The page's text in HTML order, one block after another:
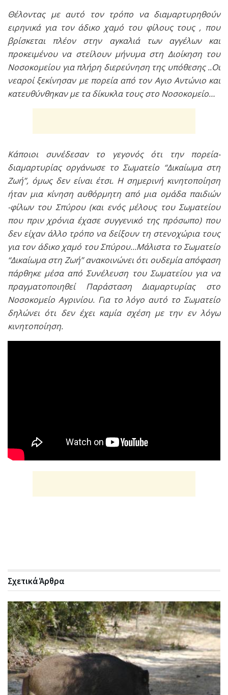
Θέλοντας με αυτό τον τρόπο να διαμαρτυρηθούν
ειρηνικά για τον άδικο χαμό του φίλους τους , που
βρίσκεται πλέον στην αγκαλιά των αγγέλων και
προκειμένου να στείλουν μήνυμα στη Διοίκηση του
Νοσοκομείου για πλήρη διερεύνηση της υπόθεσης ..Οι
νεαροί ξεκίνησαν με πορεία από τον Αγιο Αντώνιο και
κατευθύνθηκαν με τα δίκυκλα τους στο Νοσοκομείο…
Κάποιοι συνέδεσαν το γεγονός ότι την πορεία-
διαμαρτυρίας οργάνωσε το Σωµατείο “∆ικαίωµα στη
Ζωή”, όμως δεν είναι έτσι. Η σημερινή κινητοποίηση
ήταν μια κίνηση αυθόρμητη από μια ομάδα παιδιών
-φίλων του Σπύρου (και ενός μέλους του Σωματείου
που πριν χρόνια έχασε συγγενικό της πρόσωπο) που
δεν είχαν άλλο τρόπο να δείξουν τη στενοχώρια τους
για τον άδικο χαμό του Σπύρου…Μάλιστα το Σωµατείο
“∆ικαίωµα στη Ζωή” ανακοινώνει ότι ουδεµία απόφαση
πάρθηκε µέσα από Συνέλευση του Σωµατείου για να
πραγµατοποιηθεί Παράσταση ∆ιαµαρτυρίας στο
Νοσοκοµείο Αγρινίου. Για το λόγο αυτό το Σωµατείο
δηλώνει ότι δεν έχει καµία σχέση µε την εν λόγω
κινητοποίηση.
ΣχετικάΆρθρα